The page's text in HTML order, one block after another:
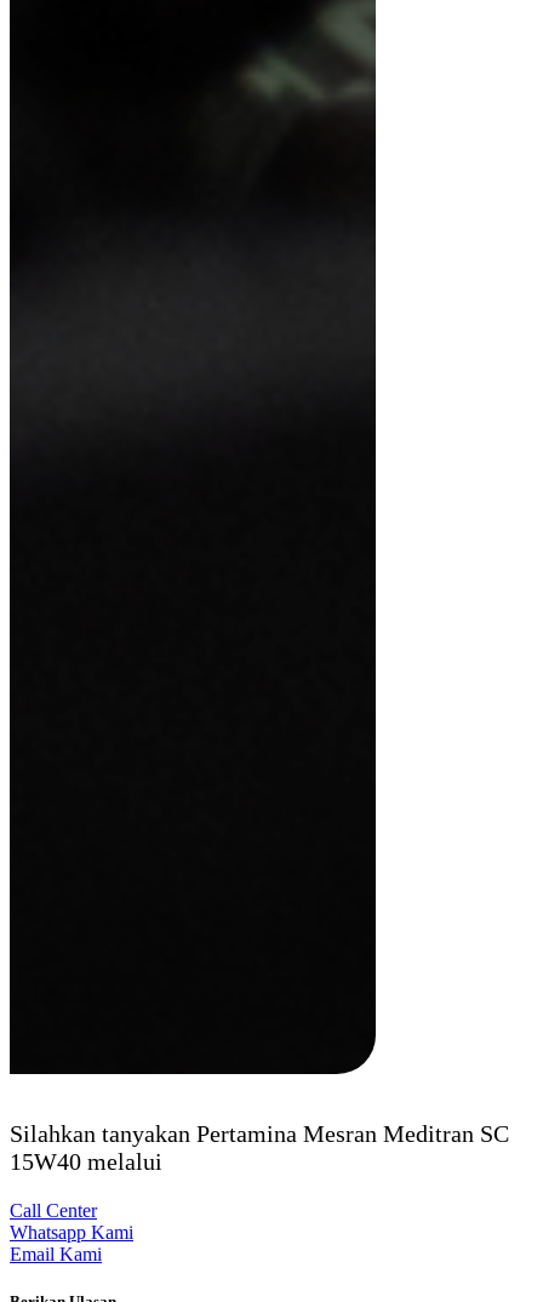
Silahkan tanyakan Pertamina Mesran Meditran SC
15W40 melalui
Call Center
Whatsapp Kami
Email Kami